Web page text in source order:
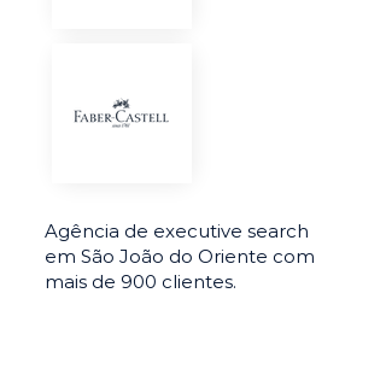
Agência de executive search
em São João do Oriente com
mais de 900 clientes.